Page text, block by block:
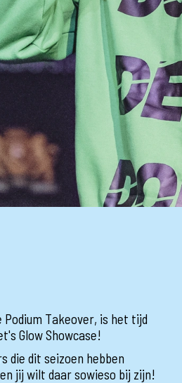
Takeover, is het tijd
Glow Showcase!
die dit seizoen hebben
jij wilt daar sowieso bij zijn!